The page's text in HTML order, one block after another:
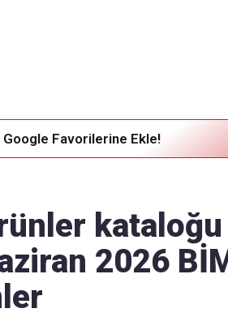
Favorilerine Ekle!
kataloğu
2026